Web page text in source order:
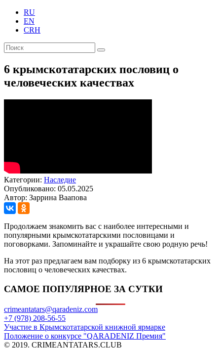
RU
EN
CRH
6 крымскотатарских пословиц о
человеческих качествах
Категории: Наследие
Опубликовано: 05.05.2025
Автор: Заррина Ваапова
Продолжаем знакомить вас с наиболее интересными и
популярными крымскотатарскими пословицами и
поговорками. Запоминайте и украшайте свою родную речь!
На этот раз предлагаем вам подборку из 6 крымскотатарских
пословиц о человеческих качествах.
САМОЕ ПОПУЛЯРНОЕ ЗА СУТКИ
crimeantatars@qaradeniz.com
+7 (978) 208-56-55
Участие в Крымскотатарской книжной ярмарке
Положение о конкурсе "QARADENIZ Премия"
© 2019. CRIMEANTATARS.CLUB